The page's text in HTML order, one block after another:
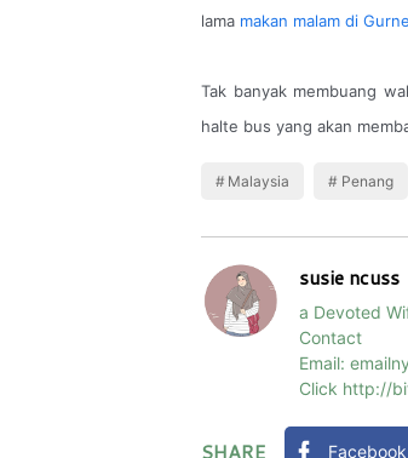
lama makan malam di
Tak banyak membuang
halte bus yang akan
Malaysia Penang
susie ncuss
a Devoted
Contact
Email:
Click http://
SHARE Facebook